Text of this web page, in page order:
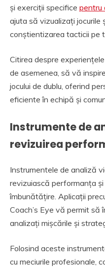
și exerciții specifice pentru
ajuta să vizualizați
conștientizarea tacticii pe
Citirea despre
de asemenea, să vă
jocului de dublu, oferind
eficiente în echipă și
Instrumente de
revizuirea
Instrumentele de analiză
revizuiască performanța
îmbunătățire. Aplicații
Coach’s Eye vă permit să
analizați mișcările și
Folosind aceste
cu meciurile profesionale,